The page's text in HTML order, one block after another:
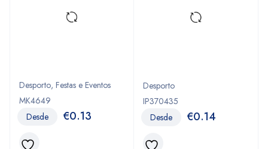
Desporto, Festas e Eventos
MK4649
Desde €0.13
Desporto
IP370435
Desde €0.14